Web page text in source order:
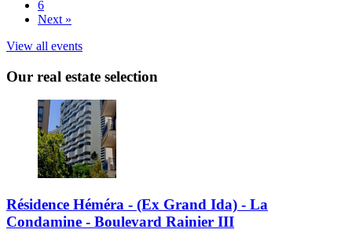
6
Next »
View all events
Our real estate selection
Résidence Héméra - (Ex Grand Ida) - La
Condamine - Boulevard Rainier III